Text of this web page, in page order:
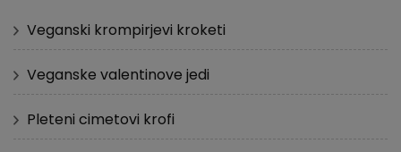
Veganski krompirjevi kroketi
Veganske valentinove jedi
Pleteni cimetovi krofi